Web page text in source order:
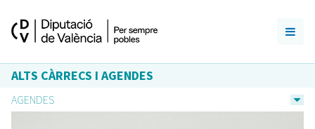
ALTS CÀRRECS I AGENDES
AGENDES